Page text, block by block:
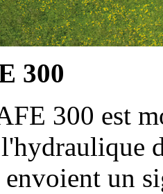
300
300 est
un